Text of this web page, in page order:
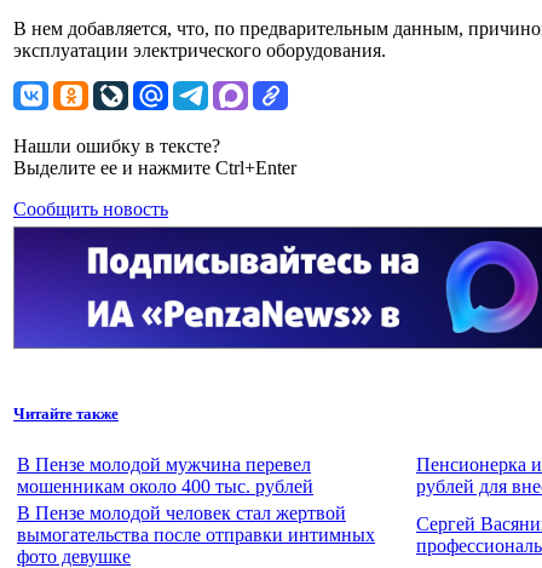
В нем добавляется, что, по предварительным данным,
эксплуатации электрического оборудования.
Нашли ошибку в тексте?
Выделите ее и нажмите Ctrl+Enter
Сообщить новость
Читайте также
В Пензе молодой мужчина перевел
мошенникам около 400 тыс. рублей
Пенсионерка
рублей для
В Пензе молодой человек стал жертвой
вымогательства после отправки интимных
фото девушке
Сергей